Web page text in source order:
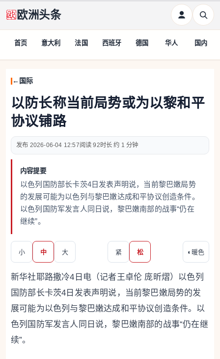
欧洲头条
首页 意大利 法国 西班牙 德国 华人 国内
国际
以防长称当前局势或为以黎和平
协议铺路
2026-06-04 12:57 92 约 1 分钟
内容提要
以色列国防部长卡茨4日发表声明说，当前黎巴嫩局势
的发展可能为以色列与黎巴嫩达成和平协议创造条件。
以色列国防军发言人同日说，黎巴嫩南部的战事“仍在
继续”。
小 中 大 紧 松 ◐ 暖色
新华社耶路撒冷4日电（记者王卓伦 庞昕熠）以色列
国防部长卡茨4日发表声明说，当前黎巴嫩局势的发
展可能为以色列与黎巴嫩达成和平协议创造条件。以
色列国防军发言人同日说，黎巴嫩南部的战事“仍在继
续”。